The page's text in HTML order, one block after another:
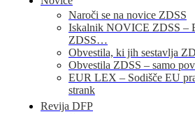
Naroči se na novice ZDSS
Iskalnik NOVICE ZDSS –
ZDSS…
Obvestila, ki jih sestavlja
Obvestila ZDSS – samo
EUR LEX – Sodišče EU
strank
Revija DFP